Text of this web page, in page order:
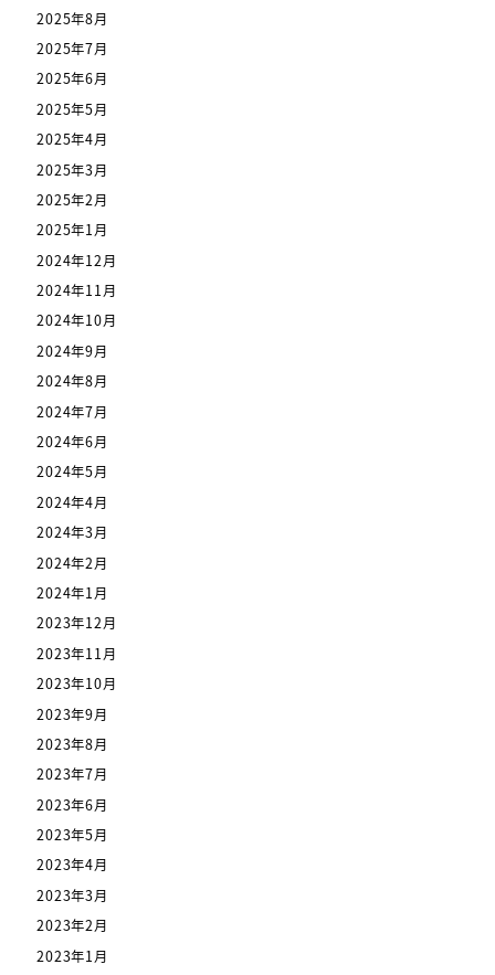
2025年8月
2025年7月
2025年6月
2025年5月
2025年4月
2025年3月
2025年2月
2025年1月
2024年12月
2024年11月
2024年10月
2024年9月
2024年8月
2024年7月
2024年6月
2024年5月
2024年4月
2024年3月
2024年2月
2024年1月
2023年12月
2023年11月
2023年10月
2023年9月
2023年8月
2023年7月
2023年6月
2023年5月
2023年4月
2023年3月
2023年2月
2023年1月